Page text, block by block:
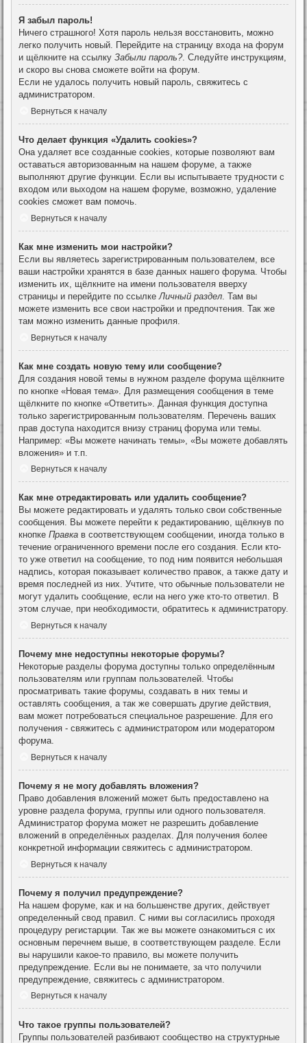
Я забыл пароль!
Ничего страшного! Хотя пароль нельзя восстановить, можно
легко получить новый. Перейдите на страницу входа на форум
и щёлкните на ссылку Забыли пароль?. Следуйте инструкциям,
и скоро вы снова сможете войти на форум.
Если не удалось получить новый пароль, свяжитесь с
администратором.
Вернуться к началу
Что делает функция «Удалить cookies»?
Она удаляет все созданные cookies, которые позволяют вам
оставаться авторизованным на нашем форуме, а также
выполняют другие функции. Если вы испытываете трудности с
входом или выходом на нашем форуме, возможно, удаление
cookies сможет вам помочь.
Вернуться к началу
Как мне изменить мои настройки?
Если вы являетесь зарегистрированным пользователем, все
ваши настройки хранятся в базе данных нашего форума. Чтобы
изменить их, щёлкните на имени пользователя вверху
страницы и перейдите по ссылке Личный раздел . Там вы
можете изменить все свои настройки и предпочтения. Так же
там можно изменить данные профиля.
Вернуться к началу
Как мне создать новую тему или сообщение?
Для создания новой темы в нужном разделе форума щёлкните
по кнопке «Новая тема». Для размещения сообщения в теме
щёлкните по кнопке «Ответить». Данная функция доступна
только зарегистрированным пользователям. Перечень ваших
прав доступа находится внизу страниц форума или темы.
Например: «Вы можете начинать темы», «Вы можете добавлять
вложения» и т.п.
Вернуться к началу
Как мне отредактировать или удалить сообщение?
Вы можете редактировать и удалять только свои собственные
сообщения. Вы можете перейти к редактированию, щёлкнув по
кнопке Правка в соответствующем сообщении, иногда только в
течение ограниченного времени после его создания. Если кто-
то уже ответил на сообщение, то под ним появится небольшая
надпись, которая показывает количество правок, а также дату и
время последней из них. Учтите, что обычные пользователи не
могут удалить сообщение, если на него уже кто-то ответил. В
этом случае, при необходимости, обратитесь к администратору.
Вернуться к началу
Почему мне недоступны некоторые форумы?
Некоторые разделы форума доступны только определённым
пользователям или группам пользователей. Чтобы
просматривать такие форумы, создавать в них темы и
оставлять сообщения, а так же совершать другие действия,
вам может потребоваться специальное разрешение. Для его
получения - свяжитесь с администратором или модератором
форума.
Вернуться к началу
Почему я не могу добавлять вложения?
Право добавления вложений может быть предоставлено на
уровне раздела форума, группы или одного пользователя.
Администратор форума может не разрешить добавление
вложений в определённых разделах. Для получения более
конкретной информации свяжитесь с администратором.
Вернуться к началу
Почему я получил предупреждение?
На нашем форуме, как и на большенстве других, действует
определенный свод правил. С ними вы согласились проходя
процедуру регистарции. Так же вы можете ознакомиться с их
основным перечнем выше, в соответствующем разделе. Если
вы нарушили какое-то правило, вы можете получить
предупреждение. Если вы не понимаете, за что получили
предупреждение, свяжитесь с администратором.
Вернуться к началу
Что такое группы пользователей?
Группы пользователей разбивают сообщество на структурные